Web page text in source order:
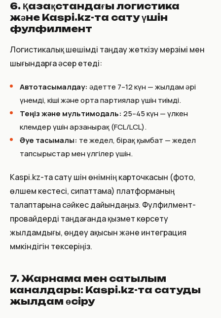
6. Қазақстандағы логистика
және Kaspi.kz-та сату үшін
фулфилмент
Логистикалық шешімді таңдау жеткізу мерзімі мен
шығындарға әсер етеді:
Автотасымалдау: әдетте 7–12 күн — жылдам әрі
үнемді, кіші және орта партиялар үшін тиімді.
Теңіз және мультимодаль: 25–45 күн — үлкен
көлемдер үшін арзанырақ (FCL/LCL).
Әуе тасымалы: өте жедел, бірақ қымбат — жедел
тапсырыстар мен үлгілер үшін.
Kaspi.kz-та сату үшін өнімнің карточкасын (фото,
өлшем кестесі, сипаттама) платформаның
талаптарына сәйкес дайындаңыз. Фулфилмент-
провайдерді таңдағанда қызмет көрсету
жылдамдығы, өңдеу ақысын және интеграция
мүмкіндігін тексеріңіз.
7. Жарнама мен сатылым
каналдары: Kaspi.kz-та сатуды
жылдам өсіру